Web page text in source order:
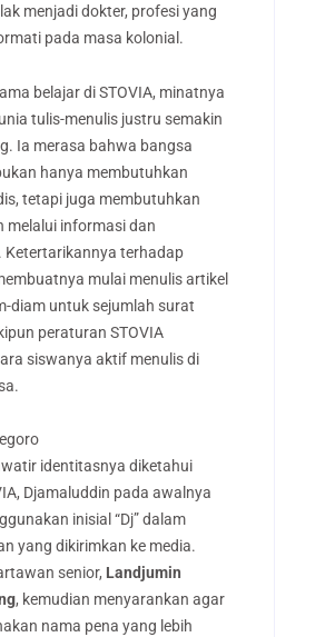
menjadi dokter, profesi yang
pada masa kolonial.
belajar di STOVIA, minatnya
tulis-menulis justru semakin
Ia merasa bahwa bangsa
hanya membutuhkan
tetapi juga membutuhkan
melalui informasi dan
Ketertarikannya terhadap
mulai menulis artikel
diam untuk sejumlah surat
peraturan STOVIA
siswanya aktif menulis di
identitasnya diketahui
Djamaluddin pada awalnya
inisial “Dj” dalam
yang dikirimkan ke media.
senior, Landjumin
, kemudian menyarankan agar
nama pena yang lebih